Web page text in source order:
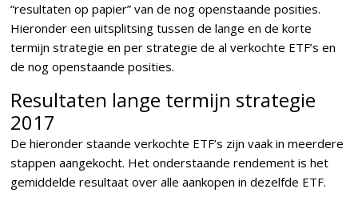
“resultaten op papier” van de nog openstaande posities.
Hieronder een uitsplitsing tussen de lange en de korte
termijn strategie en per strategie de al verkochte ETF’s en
de nog openstaande posities.
Resultaten lange termijn strategie
2017
De hieronder staande verkochte ETF’s zijn vaak in meerdere
stappen aangekocht. Het onderstaande rendement is het
gemiddelde resultaat over alle aankopen in dezelfde ETF.